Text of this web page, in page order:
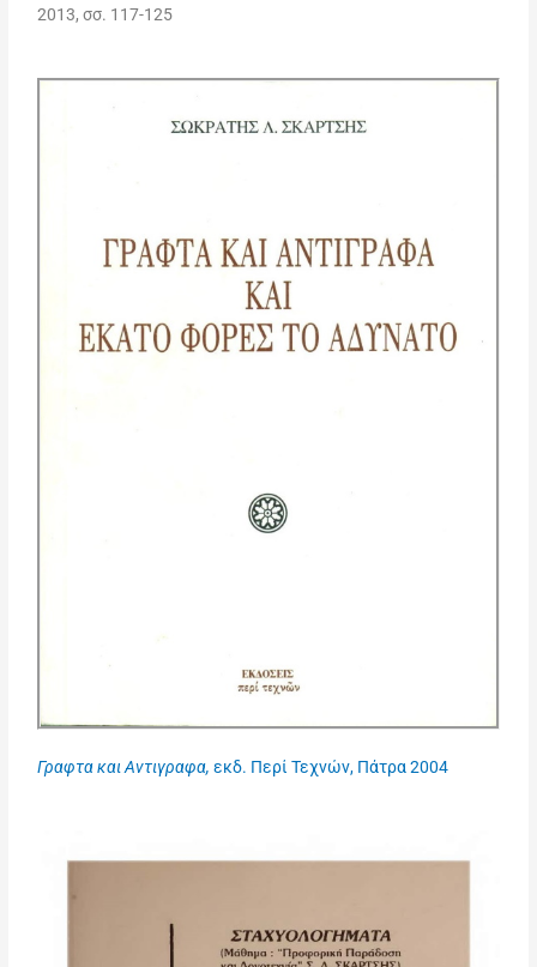
2013, σσ. 117-125
Γραφτα και Αντιγραφα,εκδ. Περί Τεχνών, Πάτρα 2004